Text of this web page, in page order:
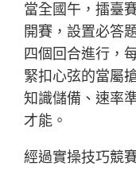
當全國午，擂臺
開賽，設置必答
四個回合進行，
緊扣心弦的當屬
知識儲備、速率
才能。
經過實操技巧競